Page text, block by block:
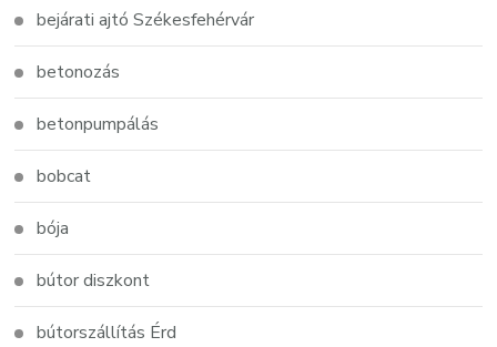
bejárati ajtó Székesfehérvár
betonozás
betonpumpálás
bobcat
bója
bútor diszkont
bútorszállítás Érd